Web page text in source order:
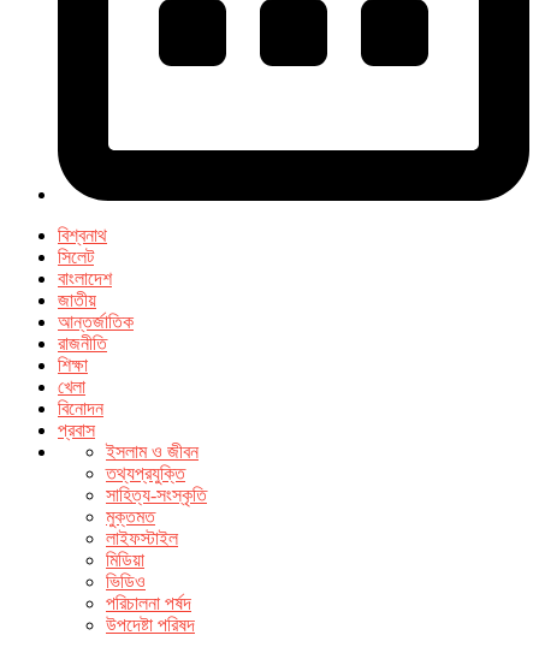
বিশ্বনাথ
সিলেট
বাংলাদেশ
জাতীয়
আন্তর্জাতিক
রাজনীতি
শিক্ষা
খেলা
বিনোদন
প্রবাস
ইসলাম ও জীবন
তথ্যপ্রযুক্তি
সাহিত্য-সংস্কৃতি
মুক্তমত
লাইফস্টাইল
মিডিয়া
ভিডিও
পরিচালনা পর্ষদ
উপদেষ্টা পরিষদ